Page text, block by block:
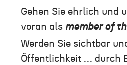
Gehen Sie ehrlich und
voran als member of
Werden Sie sichtbar
Öffentlichkeit … durch